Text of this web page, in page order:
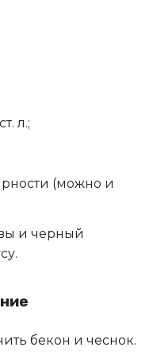
л.;
(можно и
и черный
бекон и чеснок.